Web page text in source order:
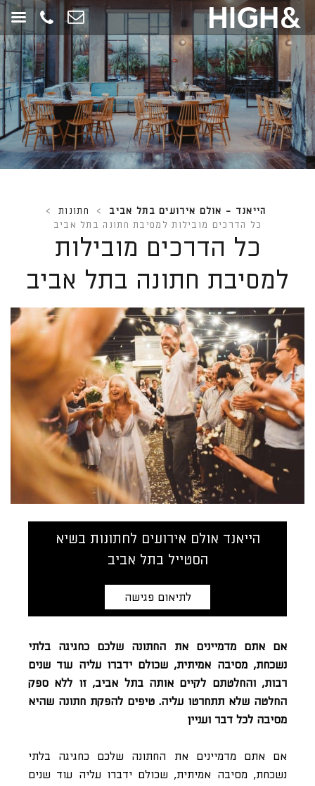
תחילתו
דף
אינטרנט,
לחץ
אנטר
כדי
לעבור
לאזור
תוכן
הייאנד - אולם אירועים בתל אביב > חתונות
>
כל הדרכים מובילות למסיבת חתונה בתל אביב
כל הדרכים מובילות
למסיבת חתונה בתל אביב
הייאנד אולם אירועים לחתונות בשיא
הסטייל בתל אביב
לתיאום פגישה
אם אתם מדמיינים את החתונה שלכם כחגיגה בלתי
נשכחת, מסיבה אמיתית, שכולם ידברו עליה עוד שנים
רבות, והחלטתם לקיים אותה בתל אביב, זו ללא ספק
החלטה שלא תתחרטו עליה. טיפים להפקת חתונה שהיא
מסיבה לכל דבר ועניין
אם אתם מדמיינים את החתונה שלכם כחגיגה בלתי
נשכחת, מסיבה אמיתית, שכולם ידברו עליה עוד שנים